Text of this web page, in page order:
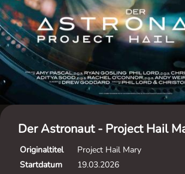
Der Astronaut - Project Hail
Originaltitel
Project Hail Mary
Startdatum
19.03.2026